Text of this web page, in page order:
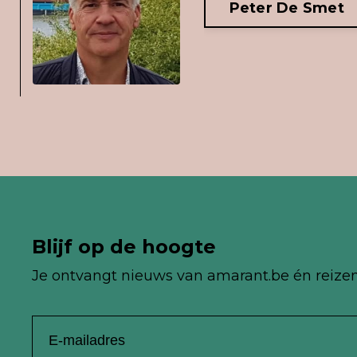
Peter De Smet
Blijf op de hoogte
Je ontvangt nieuws van amarant.be én